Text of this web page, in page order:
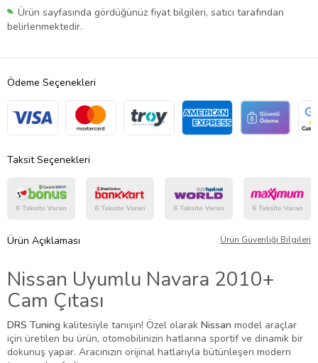
Ürün sayfasında gördüğünüz fiyat bilgileri, satıcı tarafından
belirlenmektedir.
Ödeme Seçenekleri
Taksit Seçenekleri
Ürün Açıklaması Ürün Güvenliği Bilgileri
Nissan Uyumlu Navara 2010+
Cam Çıtası
DRS Tuning kalitesiyle tanışın! Özel olarak Nissan model araçlar
için üretilen bu ürün, otomobilinizin hatlarına sportif ve dinamik bir
dokunuş yapar. Aracınızın orijinal hatlarıyla bütünleşen modern